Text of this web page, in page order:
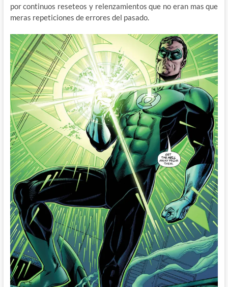
por continuos reseteos y relenzamientos que no eran mas que
meras repeticiones de errores del pasado.